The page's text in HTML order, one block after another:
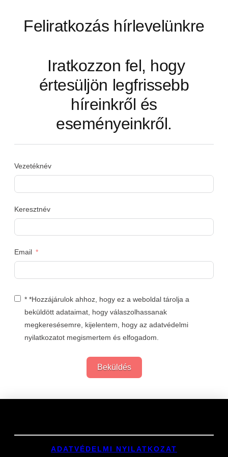
Feliratkozás hírlevelünkre
Iratkozzon fel, hogy
értesüljön legfrissebb
híreinkről és
eseményeinkről.
Vezetéknév
Keresztnév
Email
* *Hozzájárulok ahhoz, hogy ez a weboldal tárolja a
beküldött adataimat, hogy válaszolhassanak
megkeresésemre, kijelentem, hogy az adatvédelmi
nyilatkozatot megismertem és elfogadom.
Beküldés
ADATVÉDELMI NYILATKOZAT